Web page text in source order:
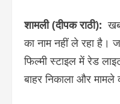
शामली (दीपक राठी):
का नाम नहीं ले रहा है।
फिल्मी स्टाइल में रेड
बाहर निकाला और